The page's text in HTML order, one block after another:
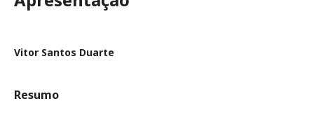
Vitor Santos Duarte
Resumo